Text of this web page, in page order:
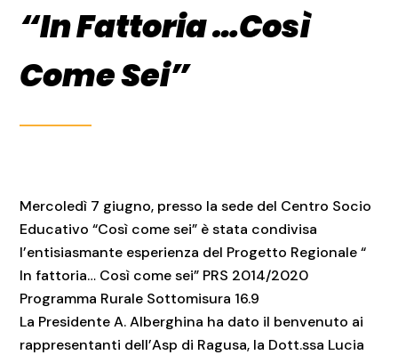
“In Fattoria …Così
Come Sei”
Mercoledì 7 giugno, presso la sede del Centro Socio
Educativo “Così come sei” è stata condivisa
l’entisiasmante esperienza del Progetto Regionale “
In fattoria… Così come sei” PRS 2014/2020
Programma Rurale Sottomisura 16.9
La Presidente A. Alberghina ha dato il benvenuto ai
rappresentanti dell’Asp di Ragusa, la Dott.ssa Lucia